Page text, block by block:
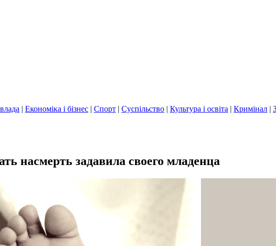
| Економіка і бізнес | Спорт | Суспільство | Культура і освіта | Кримінал |
насмерть задавила своего младенца